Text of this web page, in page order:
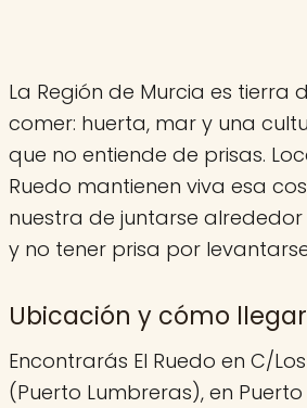
La Región de Murcia es tierra
comer: huerta, mar y una
que no entiende de prisas.
Ruedo mantienen viva esa
nuestra de juntarse
y no tener prisa por
Ubicación y cómo llegar
Encontrarás El Ruedo en C/
(Puerto Lumbreras), en